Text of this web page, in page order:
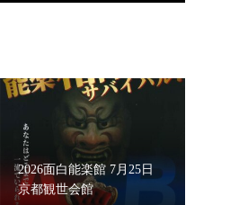
2026面白能楽館 7月25日
京都観世会館